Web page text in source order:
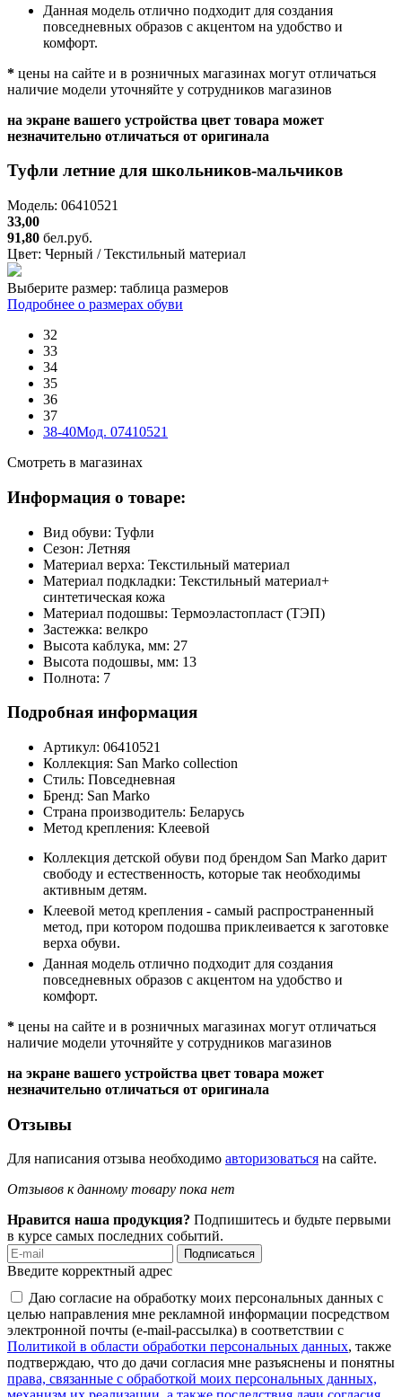
Данная модель отлично подходит для создания
повседневных образов с акцентом на удобство и
комфорт.
* цены на сайте и в розничных магазинах могут отличаться
наличие модели уточняйте у сотрудников магазинов
на экране вашего устройства цвет товара может
незначительно отличаться от оригинала
Туфли летние для школьников-мальчиков
Модель: 06410521
33,00
91,80 бел.руб.
Цвет: Черный / Текстильный материал
Выберите размер: таблица размеров
Подробнее о размерах обуви
32
33
34
35
36
37
38-40Мод. 07410521
Смотреть в магазинах
Информация о товаре:
Вид обуви: Туфли
Сезон: Летняя
Материал верха: Текстильный материал
Материал подкладки: Текстильный материал+
синтетическая кожа
Материал подошвы: Термоэластопласт (ТЭП)
Застежка: велкро
Высота каблука, мм: 27
Высота подошвы, мм: 13
Полнота: 7
Подробная информация
Артикул: 06410521
Коллекция: San Marko collection
Стиль: Повседневная
Бренд: San Marko
Страна производитель: Беларусь
Метод крепления: Клеевой
Коллекция детской обуви под брендом San Marko дарит
свободу и естественность, которые так необходимы
активным детям.
Клеевой метод крепления - самый распространенный
метод, при котором подошва приклеивается к заготовке
верха обуви.
Данная модель отлично подходит для создания
повседневных образов с акцентом на удобство и
комфорт.
* цены на сайте и в розничных магазинах могут отличаться
наличие модели уточняйте у сотрудников магазинов
на экране вашего устройства цвет товара может
незначительно отличаться от оригинала
Отзывы
Для написания отзыва необходимо авторизоваться на сайте.
Отзывов к данному товару пока нет
Нравится наша продукция? Подпишитесь и будьте первыми
в курсе самых последних событий.
Подписаться
Введите корректный адрес
Даю согласие на обработку моих персональных данных с
целью направления мне рекламной информации посредством
электронной почты (e-mail-рассылка) в соответствии с
Политикой в области обработки персональных данных, также
подтверждаю, что до дачи согласия мне разъяснены и понятны
права, связанные с обработкой моих персональных данных,